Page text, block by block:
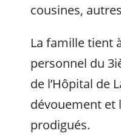
cousines,
La famille tient
personnel du
de l’Hôpital de
dévouement et
prodigués.